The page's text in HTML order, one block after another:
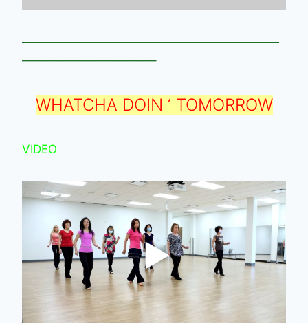
——————————————————————
———————————–
WHATCHA DOIN ‘ TOMORROW
VIDEO